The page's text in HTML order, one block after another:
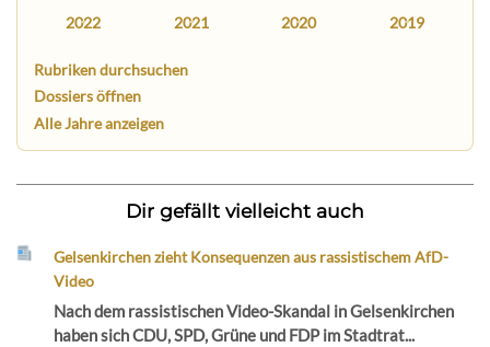
2022 2021 2020 2019
Rubriken durchsuchen
Dossiers öffnen
Alle Jahre anzeigen
Dir gefällt vielleicht auch
Gelsenkirchen zieht Konsequenzen aus rassistischem AfD-
Video
Nach dem rassistischen Video-Skandal in Gelsenkirchen
haben sich CDU, SPD, Grüne und FDP im Stadtrat...